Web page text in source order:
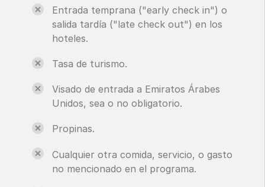
Entrada temprana ("early check in") o
salida tardía ("late check out") en los
hoteles.
Tasa de turismo.
Visado de entrada a Emiratos Árabes
Unidos, sea o no obligatorio.
Propinas.
Cualquier otra comida, servicio, o gasto
no mencionado en el programa.